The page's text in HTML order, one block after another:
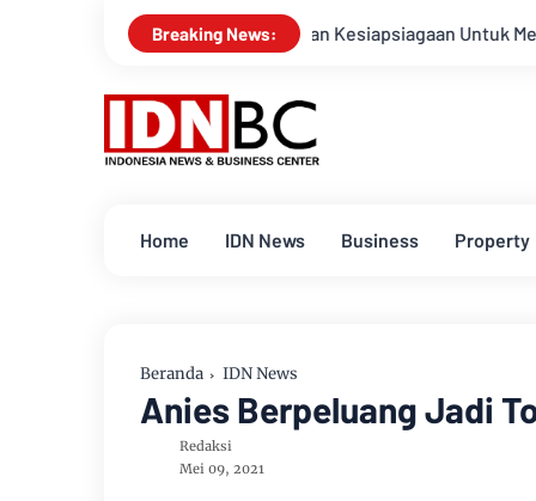
Breaking News:
Apel Gabungan Kesiapsiagaan Untuk Menanggulangi
Home IDN News Business Property
Beranda IDN News
Anies Berpeluang Jadi
Redaksi
Mei 09, 2021